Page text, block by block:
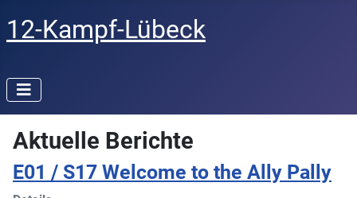
12-Kampf-Lübeck
Aktuelle Berichte
E01 / S17 Welcome to the Ally Pally